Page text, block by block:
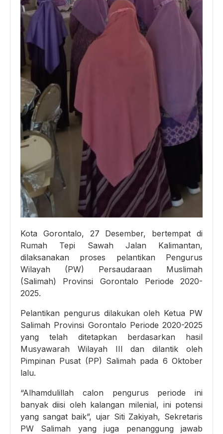
Kota Gorontalo, 27 Desember, bertempat di
Rumah Tepi Sawah Jalan Kalimantan,
dilaksanakan proses pelantikan Pengurus
Wilayah (PW) Persaudaraan Muslimah
(Salimah) Provinsi Gorontalo Periode 2020-
2025.
Pelantikan pengurus dilakukan oleh Ketua PW
Salimah Provinsi Gorontalo Periode 2020-2025
yang telah ditetapkan berdasarkan hasil
Musyawarah Wilayah III dan dilantik oleh
Pimpinan Pusat (PP) Salimah pada 6 Oktober
lalu.
“Alhamdulillah calon pengurus periode ini
banyak diisi oleh kalangan milenial, ini potensi
yang sangat baik”, ujar Siti Zakiyah, Sekretaris
PW Salimah yang juga penanggung jawab